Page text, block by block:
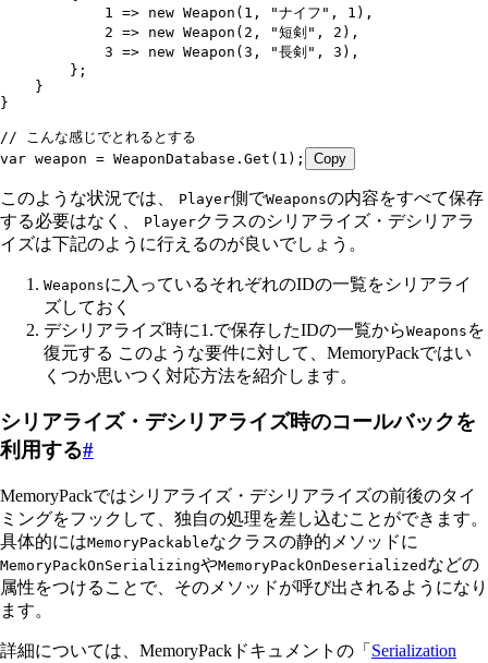
            1
=> new Weapon ( 1 , "ナイフ " , 1 ) ,
            2
=> new Weapon ( 2 , "短剣" , 2 ) ,
            3
=> new Weapon (3 , "長剣" , 3 ) ,
        };
    }
}
// こんな感じでとれるとする
var weapon = WeaponDatabase . Get ( 1 ); Copy
このような状況では、 Player側でWeaponsの内容をすべて保存
する必要はなく、
Playerクラスのシリアライズ・デシリアラ
イズは下記のように行えるのが良いでしょう。
Weaponsに入っているそれぞれのIDの一覧をシリアライ
ズしておく
デシリアライズ時に1.で保存したIDの一覧からWeapons を
復元する このような要件に対して、MemoryPackではい
くつか思いつく対応方法を紹介します。
シリアライズ・デシリアライズ時のコールバックを
利用する#
MemoryPackではシリアライズ・デシリアライズの前後のタイ
ミングをフックして、独自の処理を差し込むことができます。
具体的にはMemoryPackableなクラスの静的メソッドに
MemoryPackOnSerializingやMemoryPackOnDeserialized などの
属性をつけることで、そのメソッドが呼び出されるようになり
ます。
詳細については、MemoryPackドキュメントの「 Serialization